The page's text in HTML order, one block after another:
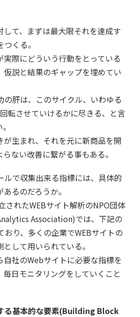
して、まずは最大限それを達成す
くる。
実際にどういう行動をとっている
仮説と結果のギャップを埋めてい
の肝は、このサイクル、いわゆる
転させていけるかに尽きる、と言
が生まれ、それを元に新商品を開
ない改善に繋がる事もある。
ルで収集出来る指標には、具体的
るのだろうか。
されたWEBサイト解析のNPO団体
Association)では、下記の
おり、多くの企業でWEBサイトの
して用いられている。
自社のWebサイトに必要な指標を
毎日モニタリングをしていくこと
る基本的な要素(Building Block